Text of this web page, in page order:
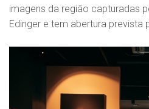
imagens da região capturadas
Edinger e tem abertura prevista